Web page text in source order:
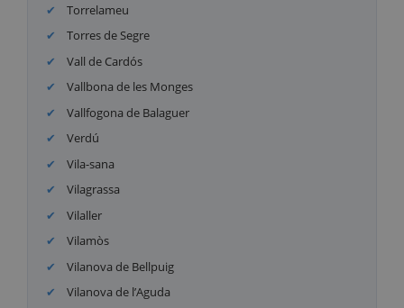
Torrelameu
Torres de Segre
Vall de Cardós
Vallbona de les Monges
Vallfogona de Balaguer
Verdú
Vila-sana
Vilagrassa
Vilaller
Vilamòs
Vilanova de Bellpuig
Vilanova de l’Aguda